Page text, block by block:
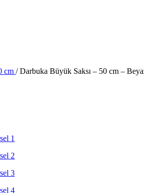
cm / Darbuka Büyük Saksı – 50 cm –